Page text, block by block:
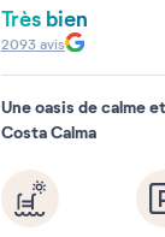
Très bien
2093avis
Une oasis de calme
Costa Calma